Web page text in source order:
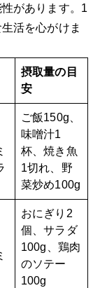
があります。1
活を心がけま
摂取量の目
安
ご飯150g、
味噌汁1
杯、焼き魚
1切れ、野
菜炒め100g
おにぎり2
個、サラダ
100g、鶏肉
のソテー
100g